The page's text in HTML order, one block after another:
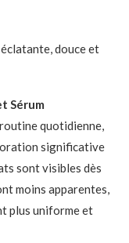
douce et
Sérum
quotidienne,
significative
sont visibles dès
moins apparentes,
plus uniforme et